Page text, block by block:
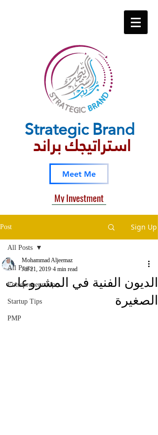
Strategic​ Brand
استراتيجك براند
Meet Me
My Investment
Post Sign Up
All Posts
Entrepreneurship
Startup Tips
PMP
All Posts
الديون الفنية في المشروعات
الصغيرة
Mohammad Aljeemaz
Jul 21, 2019 4 min read